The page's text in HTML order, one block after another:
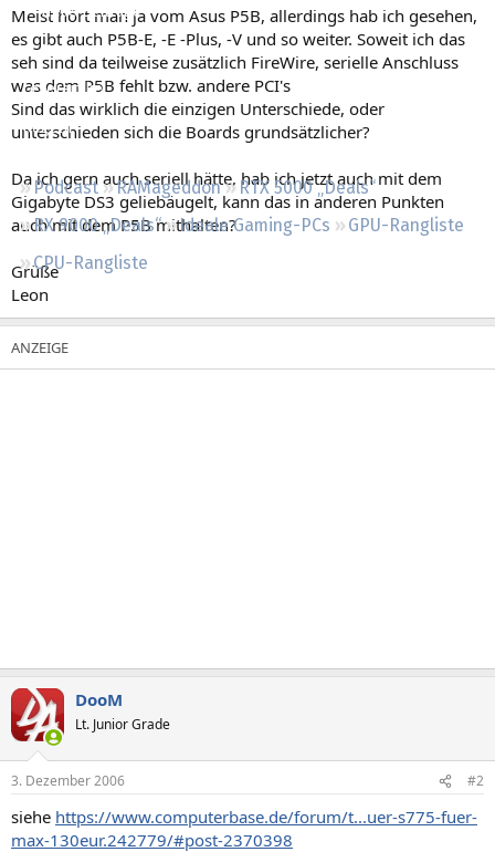
Neue Beiträge
Neueste Aktivitäten
Leserartikel
Regeln
Podcast RAMageddon
RTX 5000 „Deals“
RX 9000 „Deals“
Ideale Gaming-PCs
GPU-Rangliste
CPU-Rangliste
Meist hört man ja vom Asus P5B, allerdings hab ich gesehen,
es gibt auch P5B-E, -E -Plus, -V und so weiter. Soweit ich das
seh sind da teilweise zusätzlich FireWire, serielle Anschluss
was dem P5B fehlt bzw. andere PCI's
Sind das wirklich die einzigen Unterschiede, oder
unterschieden sich die Boards grundsätzlicher?
Da ich gern auch seriell hätte, hab ich jetzt auch mit dem
Gigabyte DS3 geliebäugelt, kann das in anderen Punkten
auch mit dem P5B mithalten?
Grüße
Leon
DooM
Lt. Junior Grade
3. Dezember 2006 #2
siehe https://www.computerbase.de/forum/t...uer-s775-fuer-
max-130eur.242779/#post-2370398